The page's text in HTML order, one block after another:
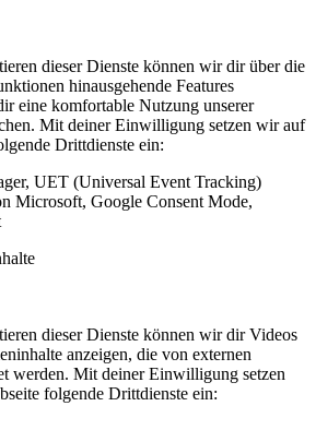
dieser Dienste können wir dir über die
hinausgehende Features
eine komfortable Nutzung unserer
Mit deiner Einwilligung setzen wir auf
Drittdienste ein:
UET (Universal Event Tracking)
Microsoft, Google Consent Mode,
dieser Dienste können wir dir Videos
anzeigen, die von externen
werden. Mit deiner Einwilligung setzen
folgende Drittdienste ein: